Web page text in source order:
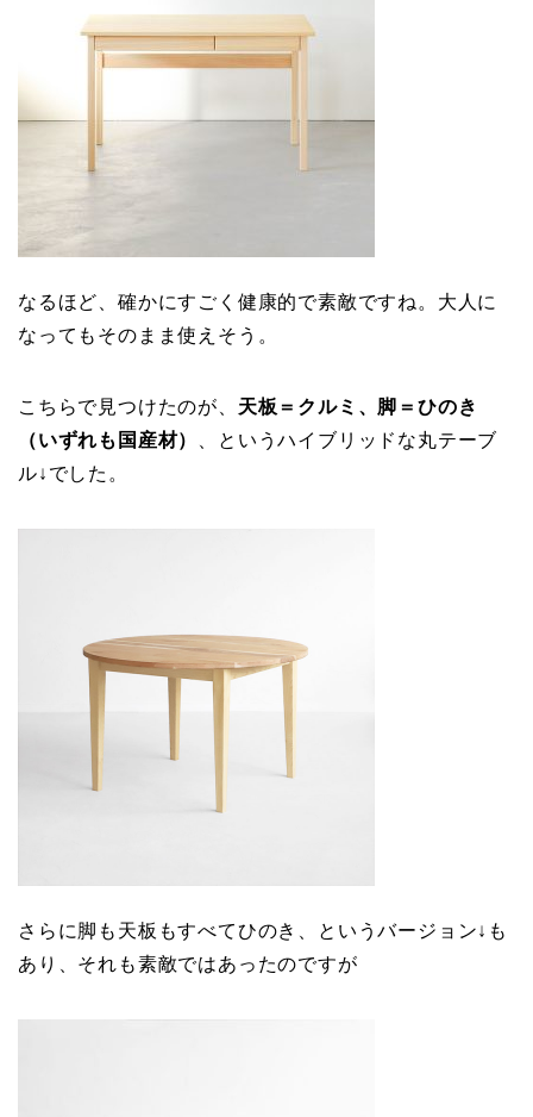
なるほど、確かにすごく健康的で素敵ですね。大人に
なってもそのまま使えそう。
こちらで見つけたのが、 天板＝クルミ、脚＝ひのき
（いずれも国産材）
、というハイブリッドな丸テーブ
ル↓でした。
さらに脚も天板もすべてひのき、というバージョン↓も
あり、それも素敵ではあったのですが